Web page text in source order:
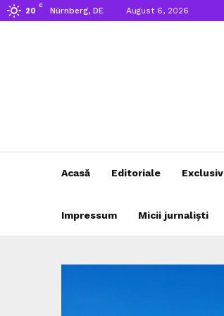
20
C
Nürnberg, DE August 6, 2026
Acasă Editoriale Exclusiv
Impressum Micii jurnaliști